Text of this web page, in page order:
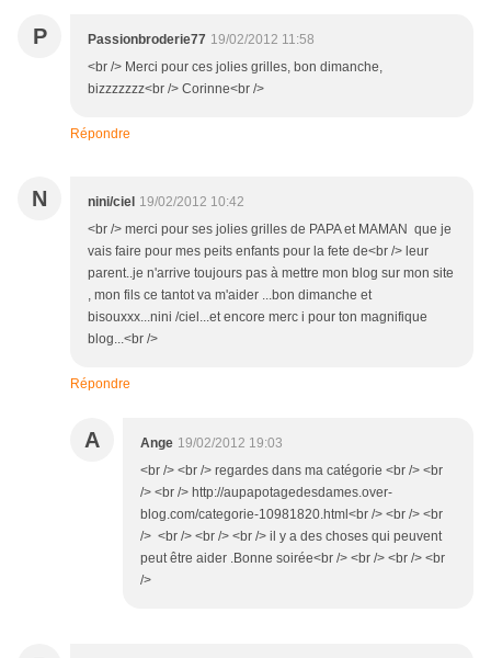
P Passionbroderie77 19/02/2012 11:58
<br /> Merci pour ces jolies grilles, bon dimanche,
bizzzzzzz<br /> Corinne<br />
Répondre
N nini/ciel 19/02/2012 10:42
<br /> merci pour ses jolies grilles de PAPA et MAMAN que je
vais faire pour mes peits enfants pour la fete de<br /> leur
parent..je n'arrive toujours pas à mettre mon blog sur mon site
, mon fils ce tantot va m'aider ...bon dimanche et
bisouxxx...nini /ciel...et encore merc i pour ton magnifique
blog...<br />
Répondre
A Ange 19/02/2012 19:03
<br /> <br /> regardes dans ma catégorie <br /> <br
/> <br /> http://aupapotagedesdames.over-
blog.com/categorie-10981820.html<br /> <br /> <br
/> <br /> <br /> <br /> il y a des choses qui peuvent
peut être aider .Bonne soirée<br /> <br /> <br /> <br
/>